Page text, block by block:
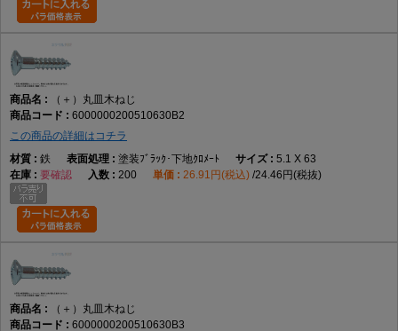
（＋）丸皿木ねじ
6000000200510630B2
この商品の詳細はコチラ
鉄
塗装ﾌﾞﾗｯｸ･下地ｸﾛﾒｰﾄ
5.1 X 63
要確認
200 26.91円(税込) 24.46円(税抜)
（＋）丸皿木ねじ
6000000200510630B3